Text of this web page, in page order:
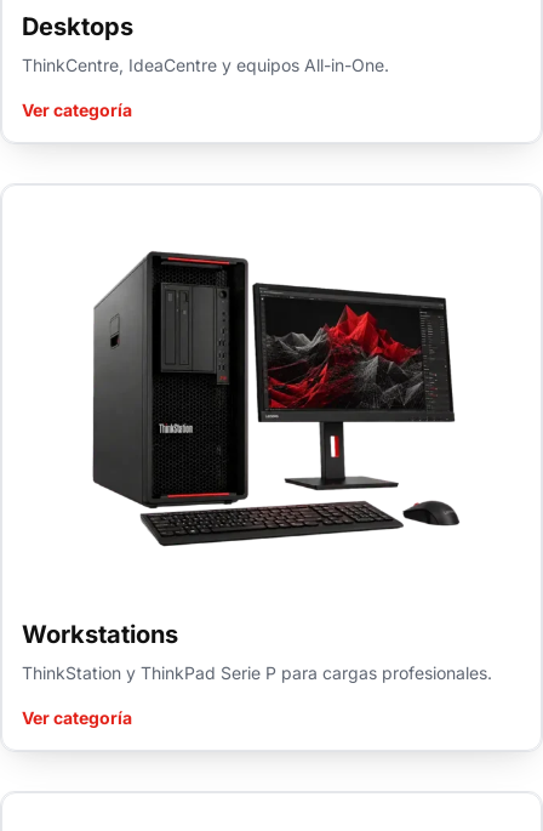
Desktops
ThinkCentre, IdeaCentre y equipos All-in-One.
Ver categoría
Workstations
ThinkStation y ThinkPad Serie P para cargas profesionales.
Ver categoría